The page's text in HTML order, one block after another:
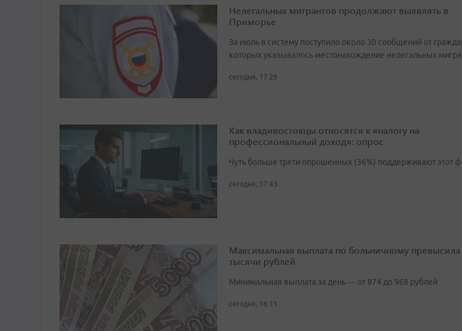
Нелегальных мигрантов продолжают выявлять в
Приморье
За июль в систему поступило около 30 сообщений от
которых указывалось местонахождение нелегальных
сегодня, 17:29
Как владивостокцы относятся к «налогу на
профессиональный доход»: опрос
Чуть больше трети опрошенных (36%) поддерживают этот
сегодня, 17:43
Максимальная выплата по больничному превысила
тысячи рублей
Минимальная выплата за день — от 874 до 968 рублей
сегодня, 16:11